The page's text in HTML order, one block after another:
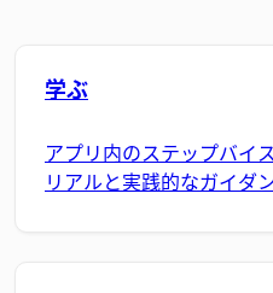
学ぶ
アプリ内のステップバイ
リアルと実践的なガイダ